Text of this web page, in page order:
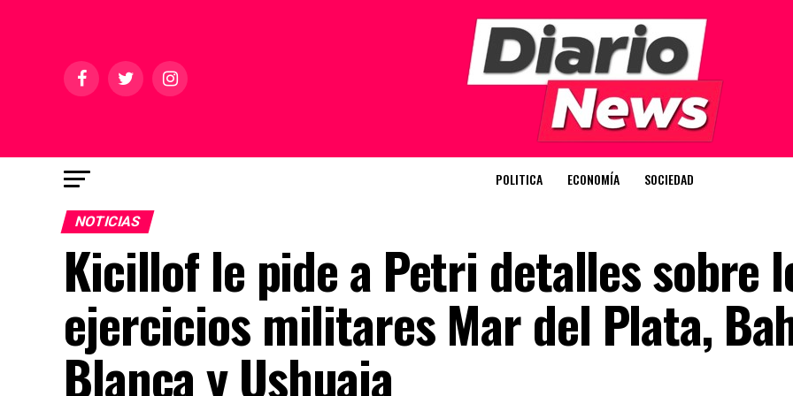
POLITICA ECONOMÍA SOCIEDAD
NOTICIAS
Kicillof le pide a Petri detalles sobre
ejercicios militares Mar del Plata,
Blanca y Ushuaia